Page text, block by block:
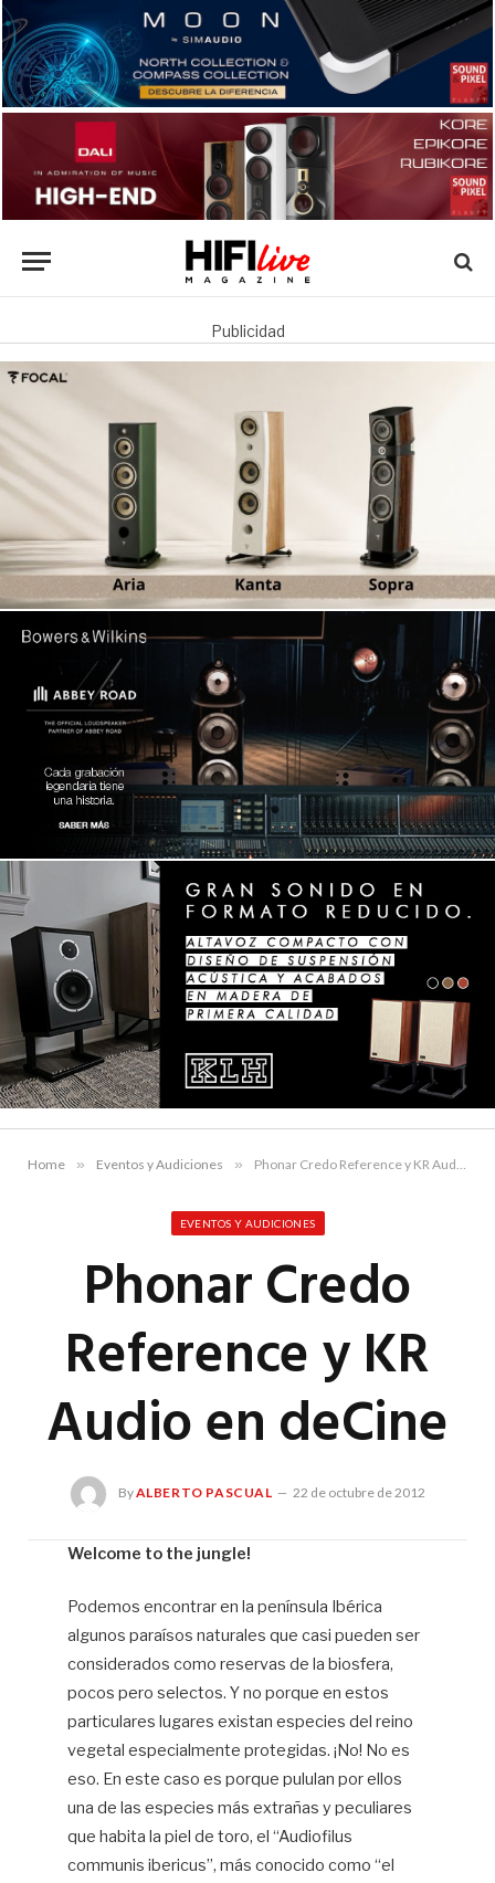
Publicidad
Home » Eventos y Audiciones » Phonar Credo Reference y KR Audio en deCine
EVENTOS Y AUDICIONES
Phonar Credo
Reference y KR
Audio en deCine
ByALBERTO PASCUAL 22 de octubre de 2012
Welcome to the jungle!
Podemos encontrar en la península Ibérica
algunos paraísos naturales que casi pueden ser
considerados como reservas de la biosfera,
pocos pero selectos. Y no porque en estos
particulares lugares existan especies del reino
vegetal especialmente protegidas. ¡No! No es
eso. En este caso es porque pululan por ellos
una de las especies más extrañas y peculiares
que habita la piel de toro, el “Audiofilus
communis ibericus”, más conocido como “el